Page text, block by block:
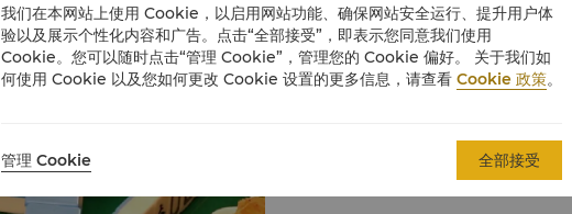
品及小食，令宾客感受到热烈的麻
我们在本网站上使用 Cookie，以启用网站功能、确保网站安全运行、提升用户体
验以及展示个性化内容和广告。点击“全部接受”，即表示您同意我们使用
Cookie。您可以随时点击“管理 Cookie”，管理您的 Cookie 偏好。 关于我们如
何使用 Cookie 以及您如何更改 Cookie 设置的更多信息，请查看 Cookie 政策。
管理 Cookie 全部接受